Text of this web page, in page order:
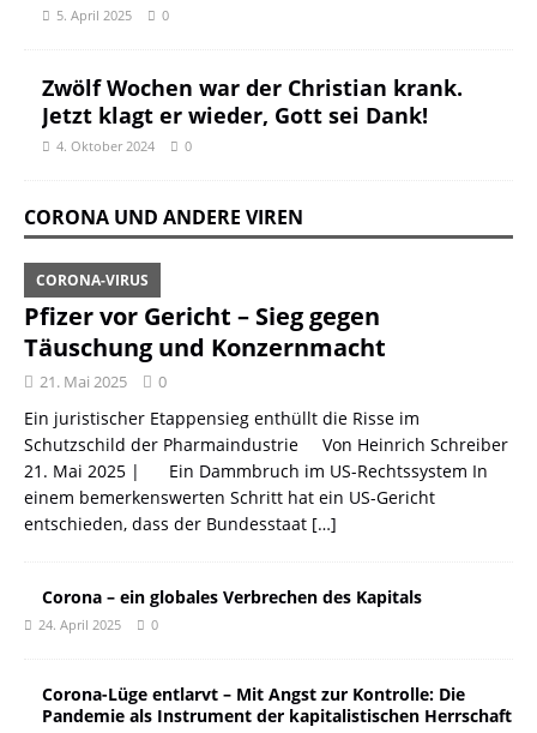
5. April 2025 0
Zwölf Wochen war der Christian krank.
Jetzt klagt er wieder, Gott sei Dank!
4. Oktober 2024 0
CORONA UND ANDERE VIREN
Pfizer vor Gericht – Sieg gegen
Täuschung und Konzernmacht
CORONA-VIRUS
21. Mai 2025 0
Ein juristischer Etappensieg enthüllt die Risse im
Schutzschild der Pharmaindustrie Von Heinrich Schreiber
21. Mai 2025 | Ein Dammbruch im US-Rechtssystem In
einem bemerkenswerten Schritt hat ein US-Gericht
entschieden, dass der Bundesstaat […]
Corona – ein globales Verbrechen des Kapitals
24. April 2025 0
Corona-Lüge entlarvt – Mit Angst zur Kontrolle: Die
Pandemie als Instrument der kapitalistischen Herrschaft